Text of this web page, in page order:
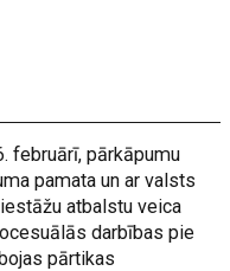
februārī, pārkāpumu
pamata un ar valsts
atbalstu veica
darbības pie
pārtikas